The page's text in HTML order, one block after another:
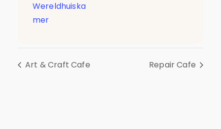
Wereldhuiska
mer
Art & Craft Cafe Repair Cafe